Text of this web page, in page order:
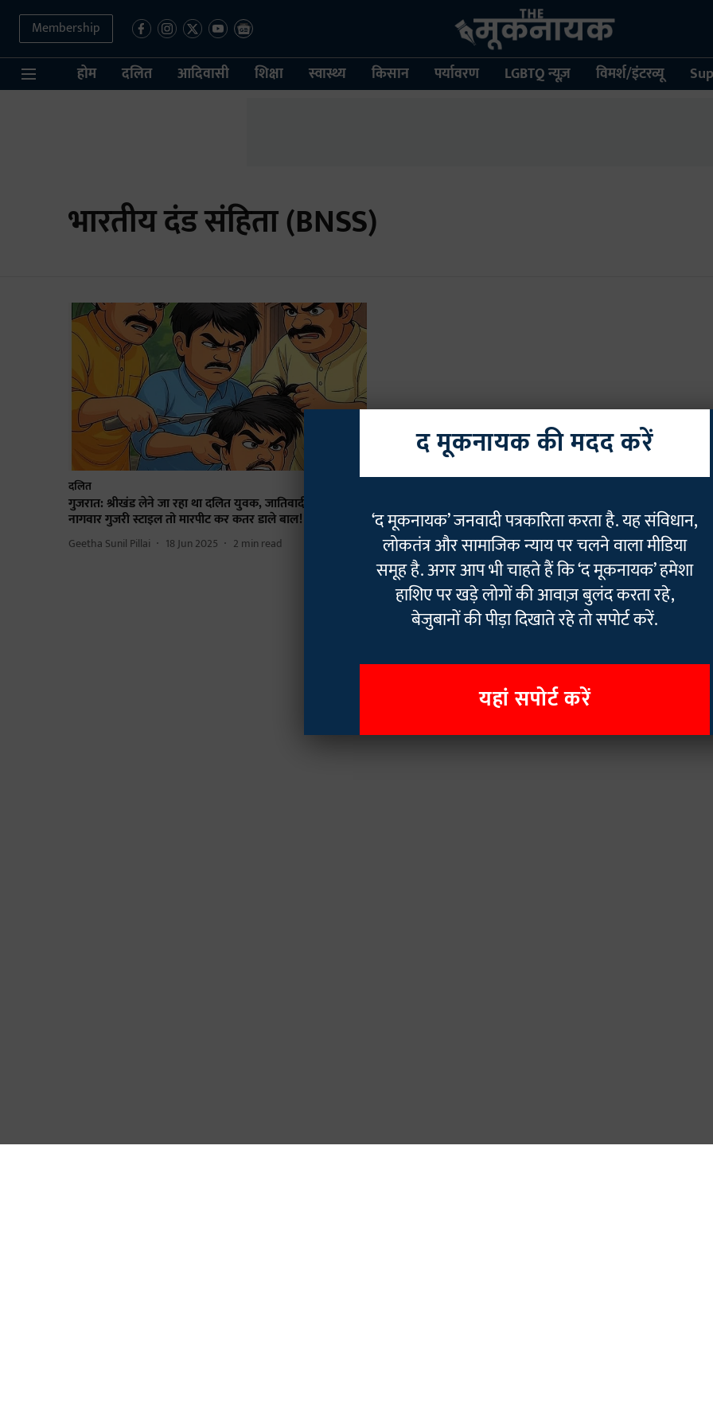
Membership
होम दलित आदिवासी शिक्षा स्वास्थ्य किसान पर्यावरण LGBTQ न्यूज़ विमर्श/इंटरव्यू
भारतीय दंड संहिता (BNSS)
दलित
गुजरात: श्रीखंड लेने जा रहा था दलित युवक, जातिवादी लोगों को
नागवार गुजरी स्टाइल तो मारपीट कर कतर डाले बाल!
Geetha Sunil Pillai 18 Jun 2025 2 min read
द मूकनायक की मदद करें
‘द मूकनायक’ जनवादी पत्रकारिता करता है. यह संविधान,
लोकतंत्र और सामाजिक न्याय पर चलने वाला मीडिया
समूह है. अगर आप भी चाहते हैं कि ‘द मूकनायक’ हमेशा
हाशिए पर खड़े लोगों की आवाज़ बुलंद करता रहे,
बेजुबानों की पीड़ा दिखाते रहे तो सपोर्ट करें.
यहां सपोर्ट करें